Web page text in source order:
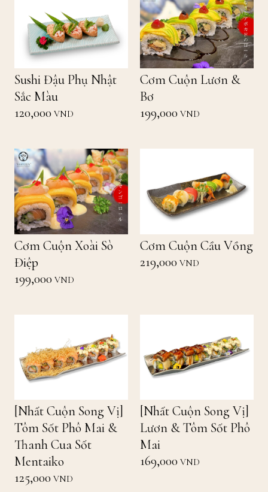
Sushi Đậu Phụ Nhật
Sắc Màu
120,000 VND
Cơm Cuộn Lươn &
Bơ
199,000 VND
Cơm Cuộn Xoài Sò
Điệp
199,000 VND
Cơm Cuộn Cầu Vồng
219,000 VND
[Nhất Cuộn Song Vị]
Tôm Sốt Phô Mai &
Thanh Cua Sốt
Mentaiko
125,000 VND
[Nhất Cuộn Song Vị]
Lươn & Tôm Sốt Phô
Mai
169,000 VND